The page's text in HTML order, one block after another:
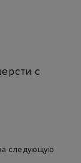
с
следующую